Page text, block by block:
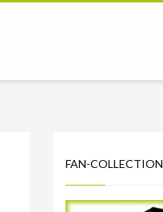
FAN-COLLECTION